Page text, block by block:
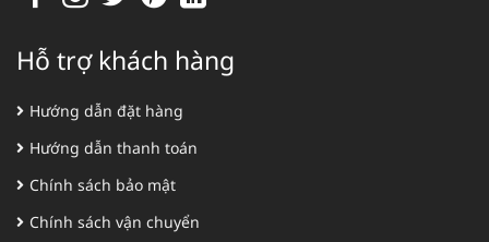
Hỗ trợ khách hàng
Hướng dẫn đặt hàng
Hướng dẫn thanh toán
Chính sách bảo mật
Chính sách vận chuyển